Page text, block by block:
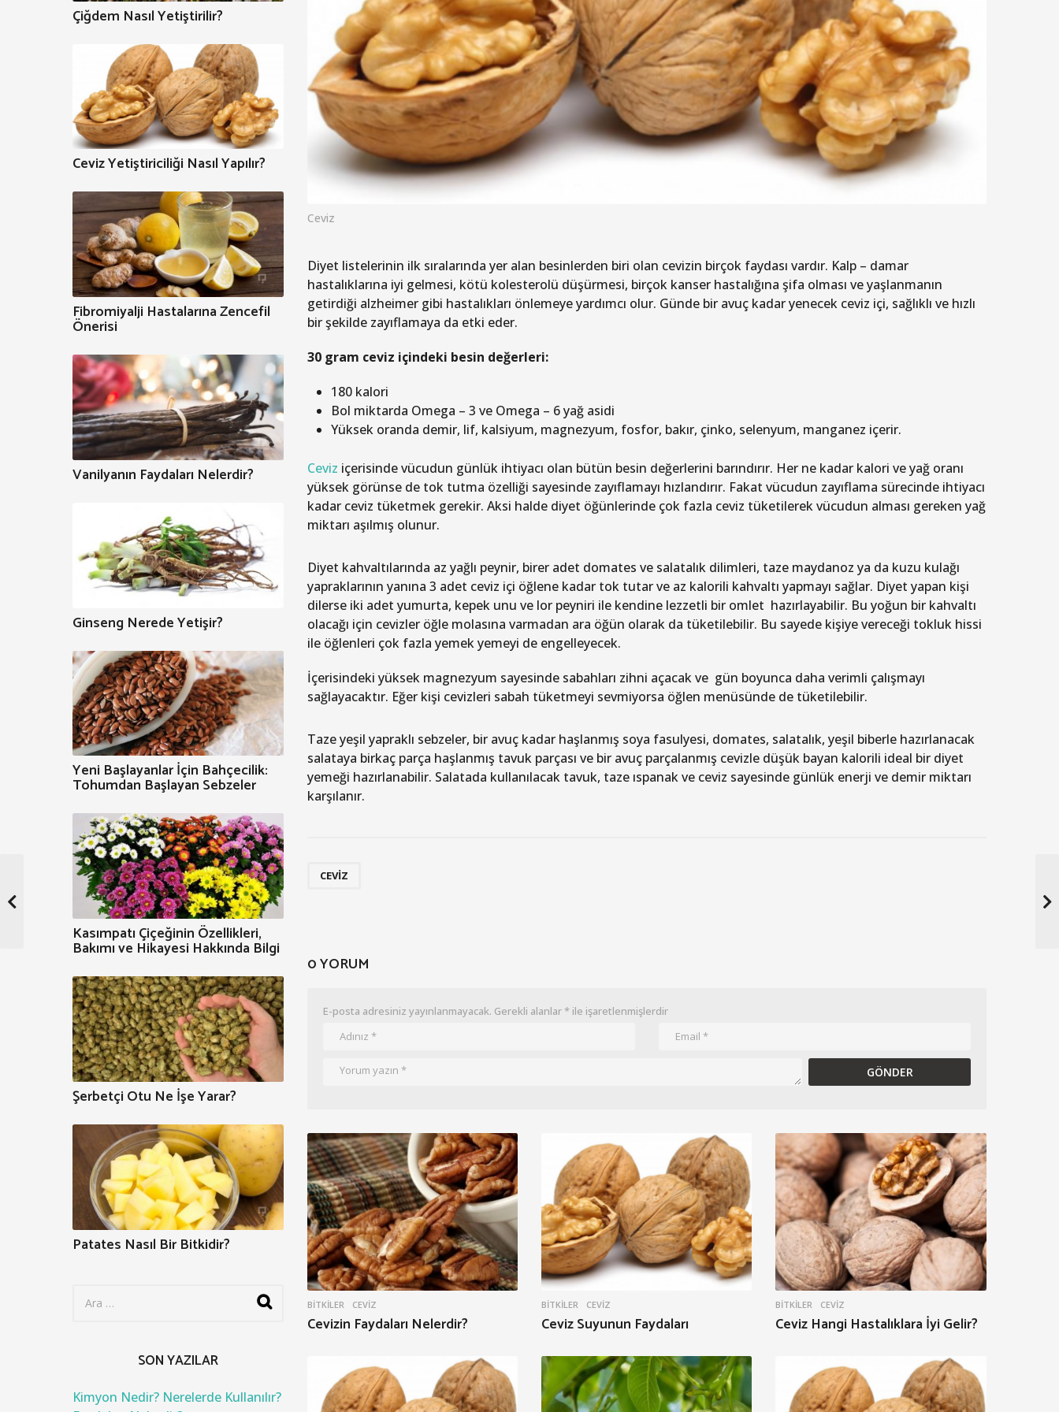
Ceviz
Diyet listelerinin ilk sıralarında yer alan besinlerden biri olan cevizin birçok faydası vardır. Kalp – damar
hastalıklarına iyi gelmesi, kötü kolesterolü düşürmesi, birçok kanser hastalığına şifa olması ve yaşlanmanın
getirdiği alzheimer gibi hastalıkları önlemeye yardımcı olur. Günde bir avuç kadar yenecek ceviz içi, sağlıklı ve hızlı
bir şekilde zayıflamaya da etki eder.
30 gram ceviz içindeki besin değerleri:
180 kalori
Bol miktarda Omega – 3 ve Omega – 6 yağ asidi
Yüksek oranda demir, lif, kalsiyum, magnezyum, fosfor, bakır, çinko, selenyum, manganez içerir.
Ceviz içerisinde vücudun günlük ihtiyacı olan bütün besin değerlerini barındırır. Her ne kadar kalori ve yağ oranı
yüksek görünse de tok tutma özelliği sayesinde zayıflamayı hızlandırır. Fakat vücudun zayıflama sürecinde ihtiyacı
kadar ceviz tüketmek gerekir. Aksi halde diyet öğünlerinde çok fazla ceviz tüketilerek vücudun alması gereken yağ
miktarı aşılmış olunur.
Diyet kahvaltılarında az yağlı peynir, birer adet domates ve salatalık dilimleri, taze maydanoz ya da kuzu kulağı
yapraklarının yanına 3 adet ceviz içi öğlene kadar tok tutar ve az kalorili kahvaltı yapmayı sağlar. Diyet yapan kişi
dilerse iki adet yumurta, kepek unu ve lor peyniri ile kendine lezzetli bir omlet hazırlayabilir. Bu yoğun bir kahvaltı
olacağı için cevizler öğle molasına varmadan ara öğün olarak da tüketilebilir. Bu sayede kişiye vereceği tokluk hissi
ile öğlenleri çok fazla yemek yemeyi de engelleyecek.
İçerisindeki yüksek magnezyum sayesinde sabahları zihni açacak ve gün boyunca daha verimli çalışmayı
sağlayacaktır. Eğer kişi cevizleri sabah tüketmeyi sevmiyorsa öğlen menüsünde de tüketilebilir.
Taze yeşil yapraklı sebzeler, bir avuç kadar haşlanmış soya fasulyesi, domates, salatalık, yeşil biberle hazırlanacak
salataya birkaç parça haşlanmış tavuk parçası ve bir avuç parçalanmış cevizle düşük bayan kalorili ideal bir diyet
yemeği hazırlanabilir. Salatada kullanılacak tavuk, taze ıspanak ve ceviz sayesinde günlük enerji ve demir miktarı
karşılanır.
CEVIZ
0 YORUM
E-posta adresiniz yayınlanmayacak. Gerekli alanlar*ile işaretlenmişlerdir
BITKILER CEVIZ
Cevizin Faydaları Nelerdir?
BITKILER CEVIZ
Ceviz Suyunun Faydaları
BITKILER CEVIZ
Ceviz Hangi Hastalıklara İyi Gelir?
Çiğdem Nasıl Yetiştirilir?
Ceviz Yetiştiriciliği Nasıl Yapılır?
Fibromiyalji Hastalarına Zencefil
Önerisi
Vanilyanın Faydaları Nelerdir?
Ginseng Nerede Yetişir?
Yeni Başlayanlar İçin Bahçecilik:
Tohumdan Başlayan Sebzeler
Kasımpatı Çiçeğinin Özellikleri,
Bakımı ve Hikayesi Hakkında Bilgi
Şerbetçi Otu Ne İşe Yarar?
Patates Nasıl Bir Bitkidir?
o
SON YAZILAR
Kimyon Nedir? Nerelerde Kullanılır?